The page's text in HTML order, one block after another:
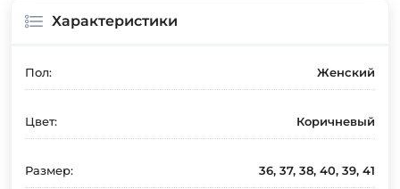
Характеристики
Пол: Женский
Цвет: Коричневый
Размер: 36, 37, 38, 40, 39, 41